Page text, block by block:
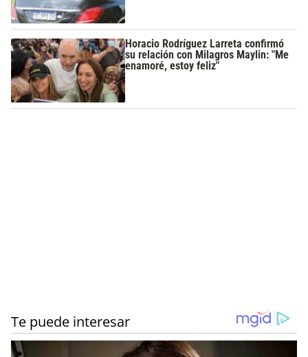
Horacio Rodríguez Larreta confirmó
su relación con Milagros Maylin: "Me
enamoré, estoy feliz"